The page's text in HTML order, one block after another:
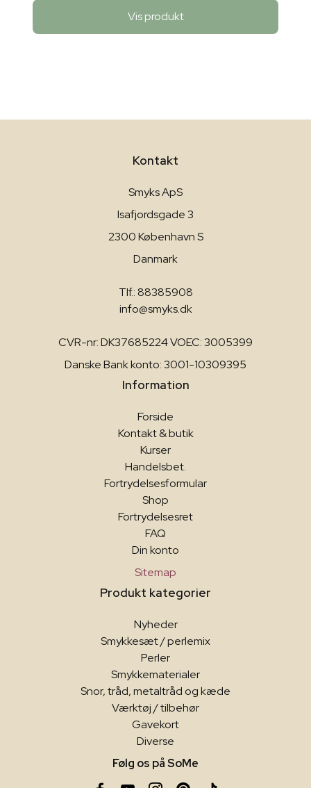
Vis produkt
Kontakt
Smyks ApS
Isafjordsgade 3
2300 København S
Danmark
Tlf.: 88385908
info@smyks.dk
CVR-nr: DK37685224 VOEC: 3005399
Danske Bank konto: 3001-10309395
Information
Forside
Kontakt & butik
Kurser
Handelsbet.
Fortrydelsesformular
Shop
Fortrydelsesret
FAQ
Din konto
Sitemap
Produkt kategorier
Nyheder
Smykkesæt / perlemix
Perler
Smykkematerialer
Snor, tråd, metaltråd og kæde
Værktøj / tilbehør
Gavekort
Diverse
Følg os på SoMe